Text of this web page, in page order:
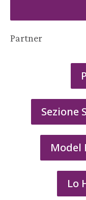
Partner
Sezione
Model
Lo